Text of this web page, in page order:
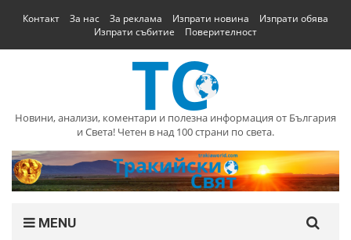
Контакт За нас За реклама Изпрати новина
Изпрати обява
Изпрати събитие
Поверителност
Новини, анализи, коментари и полезна информация от България
и Света! Четен в над 100 страни по света.
MENU